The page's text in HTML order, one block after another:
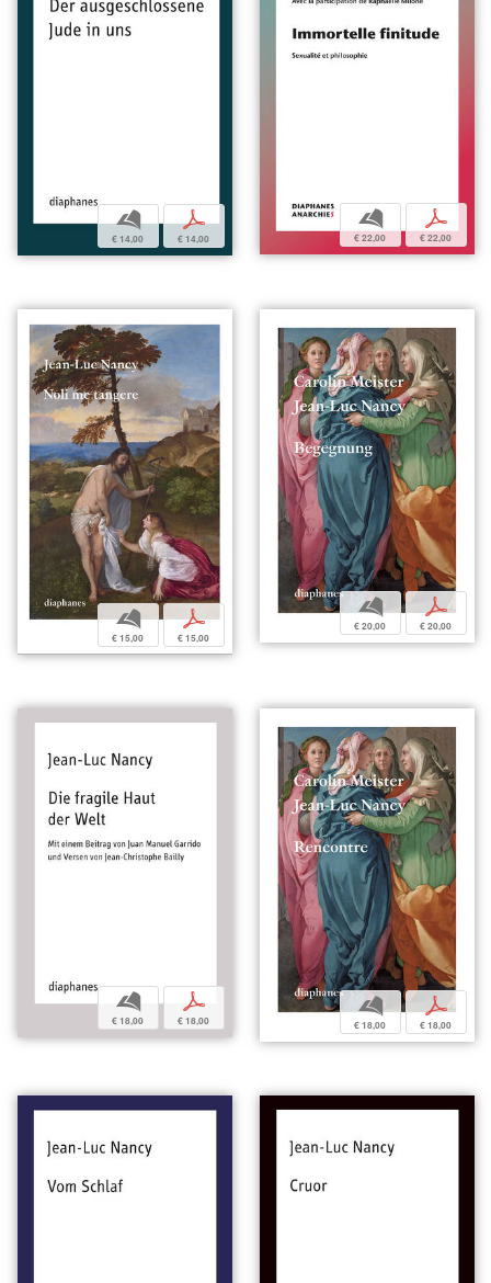
b
€ 14,00
p
€ 14,00
b
€ 22,00
p
€ 22,00
b
€ 15,00
p
€ 15,00
b
€ 20,00
p
€ 20,00
b
€ 18,00
p
€ 18,00
b
€ 18,00
p
€ 18,00